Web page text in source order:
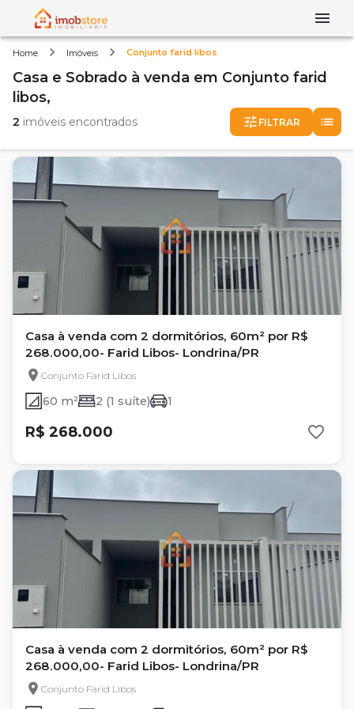
Home Imóveis Conjunto farid libos
Casa e Sobrado à venda em Conjunto farid
libos,
2 imóveis encontrados FILTRAR
Casa à venda com 2 dormitórios, 60m² por R$
268.000,00- Farid Libos- Londrina/PR
Conjunto Farid Libos
60 m² 2 (1 suíte) 1
R$ 268.000
Casa à venda com 2 dormitórios, 60m² por R$
268.000,00- Farid Libos- Londrina/PR
Conjunto Farid Libos